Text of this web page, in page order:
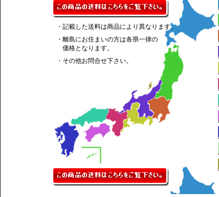
・記載した送料は商品により異なります。
・離島にお住まいの方は各県一律の
価格となります。
・その他お問合せ下さい。